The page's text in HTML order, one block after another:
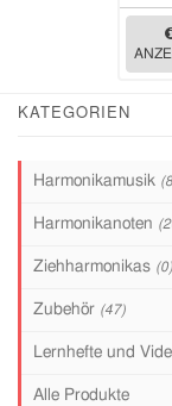
KATEGORIEN
Harmonikamusik
Harmonikanoten
Ziehharmonikas (0)
Zubehör (47)
Lernhefte und
Alle Produkte